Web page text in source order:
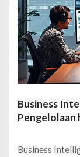
Business
Pengelolaan
Business